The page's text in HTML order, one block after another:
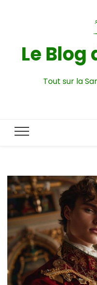
Le Blog
Tout sur la